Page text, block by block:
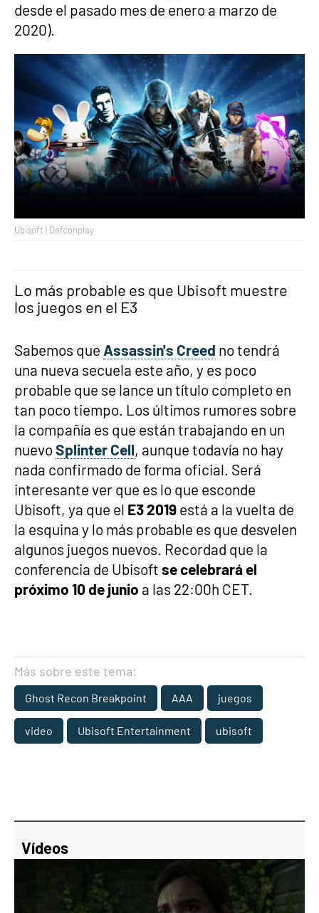
desde el pasado mes de enero a marzo de
2020).
Ubisoft | Defconplay
Lo más probable es que Ubisoft muestre
los juegos en el E3
Sabemos que Assassin's Creed no tendrá
una nueva secuela este año, y es poco
probable que se lance un título completo en
tan poco tiempo. Los últimos rumores sobre
la compañía es que están trabajando en un
nuevo Splinter Cell, aunque todavía no hay
nada confirmado de forma oficial. Será
interesante ver que es lo que esconde
Ubisoft, ya que el E3 2019 está a la vuelta de
la esquina y lo más probable es que desvelen
algunos juegos nuevos. Recordad que la
conferencia de Ubisoft se celebrará el
próximo 10 de junio a las 22:00h CET.
Más sobre este tema:
Ghost Recon Breakpoint AAA juegos
video Ubisoft Entertainment ubisoft
Vídeos